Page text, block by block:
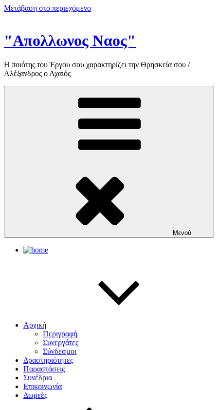
Μετάβαση στο περιεχόμενο
"Απολλωνος Ναος"
Η ποιότης του Έργου σου χαρακτηρίζει την Θρησκεία σου /
Αλέξανδρος ο Αχαιός
Μενού
Αρχική
Περιγραφή
Συνεργάτες
Σύνδεσμοι
Δραστηριότητες
Παραστάσεις
Συνέδρια
Επικοινωνία
Δωρεές